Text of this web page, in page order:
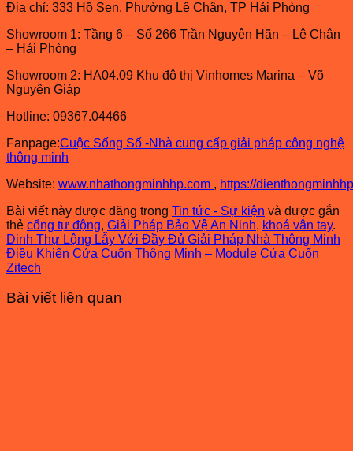
Địa chỉ: 333 Hồ Sen, Phường Lê Chân, TP Hải Phòng
Showroom 1: Tầng 6 – Số 266 Trần Nguyên Hãn – Lê Chân
– Hải Phòng
Showroom 2: HA04.09 Khu đô thị Vinhomes Marina – Võ
Nguyên Giáp
Hotline: 09367.04466
Fanpage:Cuộc Sống Số -Nhà cung cấp giải pháp công nghệ
thông minh
Website: www.nhathongminhhp.com , https://
Bài viết này được đăng trong Tin tức - Sự kiện và được gắn
thẻ cổng tự động, Giải Pháp Bảo Vệ An Ninh, khoá vân tay.
Dinh Thự Lộng Lẫy Với Đầy Đủ Giải Pháp Nhà Thông Minh
Điều Khiển Cửa Cuốn Thông Minh – Module Cửa Cuốn
Zitech
Bài viết liên quan